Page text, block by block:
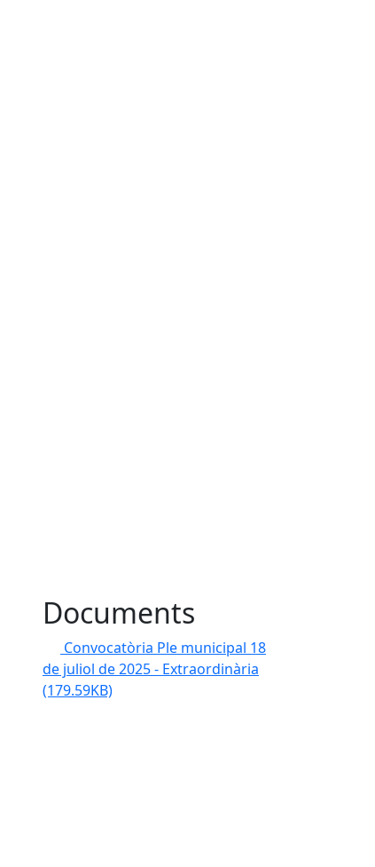
Documents
Convocatòria Ple municipal 18
de juliol de 2025 - Extraordinària
(179.59KB)